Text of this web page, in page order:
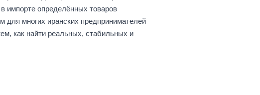
импорте определённых товаров
для многих иранских предпринимателей
как найти реальных, стабильных и